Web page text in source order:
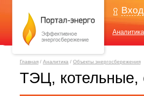
Вход
Аналитика
Главная / Аналитика / Объекты энергосбережения
ТЭЦ, котельные,